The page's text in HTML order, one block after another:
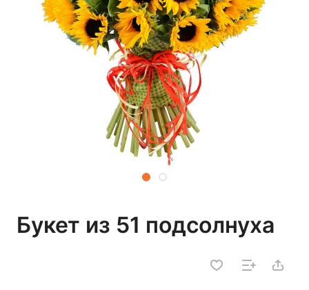
Букет из 51 подсолнуха